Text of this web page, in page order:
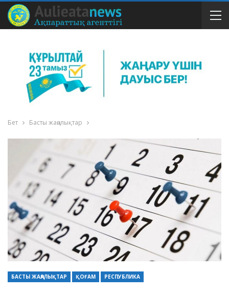
Бет Басты жаңалықтар
БАСТЫ ЖАҢАЛЫҚТАР ҚОҒАМ РЕСПУБЛИКА